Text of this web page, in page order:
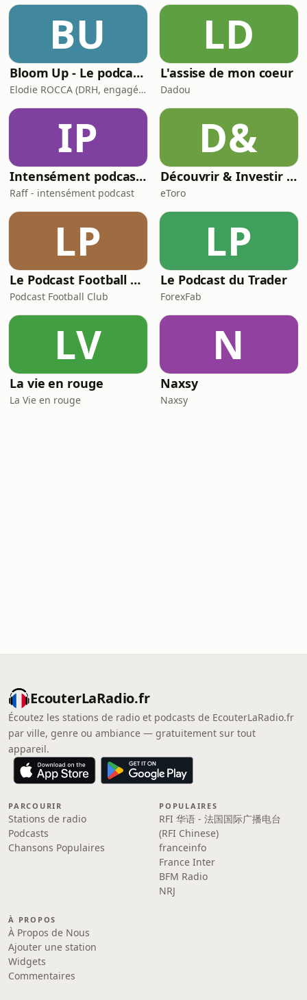
BU
Bloom Up - Le podcast des parents d'aujourd'hui
Elodie ROCCA (DRH, engagée pour une parentalité épanouie)
LD
L'assise de mon coeur
Dadou
IP
Intensément podcast - L'univers des HPI, Neuroatypiques & Co
Raff - intensément podcast
D&
Découvrir & Investir par etoro
eToro
LP
Le Podcast Football Club – le Foot, raconté par ceux qui le vivent !
Podcast Football Club
LP
Le Podcast du Trader
ForexFab
LV
La vie en rouge
La Vie en rouge
N
Naxsy
Naxsy
EcouterLaRadio.fr
Écoutez les stations de radio et podcasts de EcouterLaRadio.fr
par ville, genre ou ambiance — gratuitement sur tout
appareil.
PARCOURIR
Stations de radio
Podcasts
Chansons Populaires
POPULAIRES
RFI 华语 - 法国国际广播电台
(RFI Chinese)
franceinfo
France Inter
BFM Radio
NRJ
À PROPOS
À Propos de Nous
Ajouter une station
Widgets
Commentaires